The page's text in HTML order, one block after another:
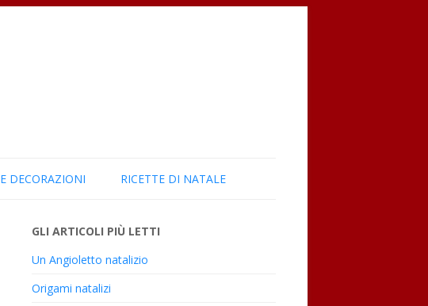
DECORAZIONI RICETTE DI NATALE
GLI ARTICOLI PIÙ LETTI
Un Angioletto natalizio
Origami natalizi